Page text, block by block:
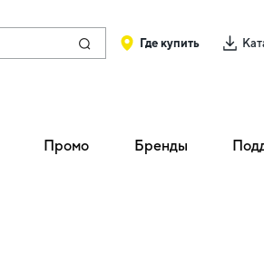
Где купить
Промо Бренды